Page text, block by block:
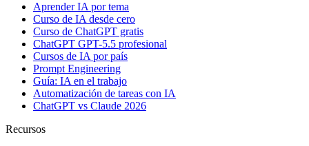
Aprender IA por tema
Curso de IA desde cero
Curso de ChatGPT gratis
ChatGPT GPT-5.5 profesional
Cursos de IA por país
Prompt Engineering
Guía: IA en el trabajo
Automatización de tareas con IA
ChatGPT vs Claude 2026
Recursos